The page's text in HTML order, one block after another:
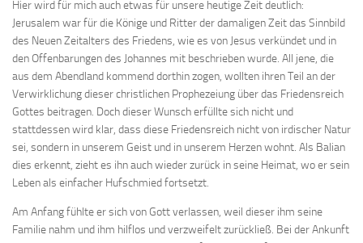
Hier wird für mich auch etwas für unsere heutige Zeit deutlich:
Jerusalem war für die Könige und Ritter der damaligen Zeit das Sinnbild
des Neuen Zeitalters des Friedens, wie es von Jesus verkündet und in
den Offenbarungen des Johannes mit beschrieben wurde. All jene, die
aus dem Abendland kommend dorthin zogen, wollten ihren Teil an der
Verwirklichung dieser christlichen Prophezeiung über das Friedensreich
Gottes beitragen. Doch dieser Wunsch erfüllte sich nicht und
stattdessen wird klar, dass diese Friedensreich nicht von irdischer Natur
sei, sondern in unserem Geist und in unserem Herzen wohnt. Als Balian
dies erkennt, zieht es ihn auch wieder zurück in seine Heimat, wo er sein
Leben als einfacher Hufschmied fortsetzt.
Am Anfang fühlte er sich von Gott verlassen, weil dieser ihm seine
Familie nahm und ihm hilflos und verzweifelt zurückließ. Bei der Ankunft